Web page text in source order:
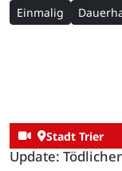
Einmalig
Stadt Trier
Update: